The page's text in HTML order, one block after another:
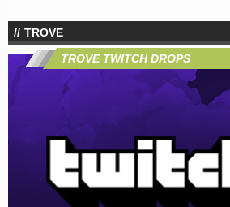
TROVE
TROVE TWITCH DROPS